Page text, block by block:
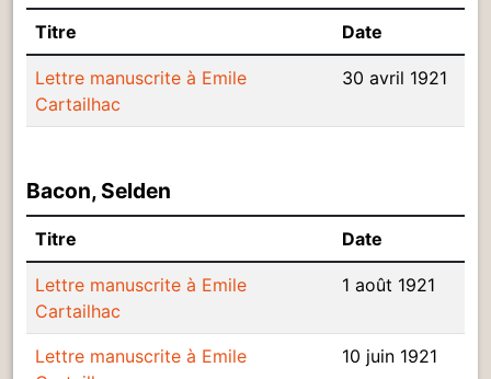
Titre Date
Lettre manuscrite à Emile
Cartailhac
30 avril 1921
Bacon, Selden
Titre Date
Lettre manuscrite à Emile
Cartailhac
1 août 1921
Lettre manuscrite à Emile
10 juin 1921